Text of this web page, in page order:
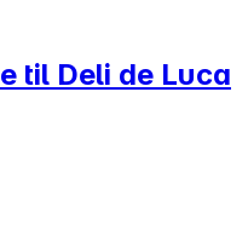
til Deli de Luca